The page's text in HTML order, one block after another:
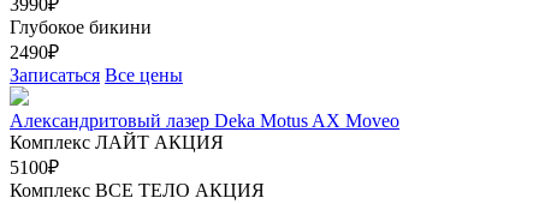
3990₽
Глубокое бикини
2490₽
Записаться Все цены
Александритовый лазер Deka Motus AX Moveo
Комплекс ЛАЙТ АКЦИЯ
5100₽
Комплекс ВСЕ ТЕЛО АКЦИЯ